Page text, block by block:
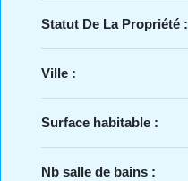
Statut De La Propriété :
Ville :
Surface habitable :
Nb salle de bains :